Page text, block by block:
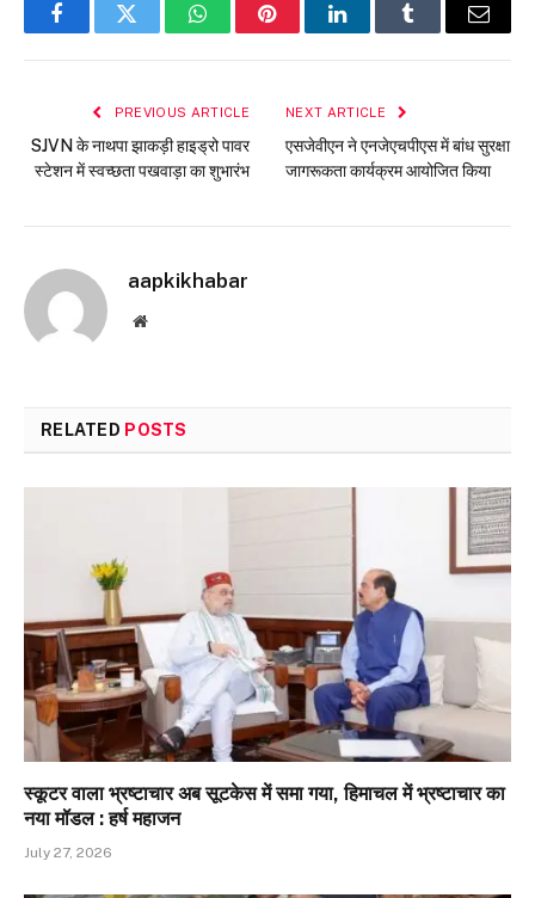
FacebookTwitter WhatsAppPinterestLinkedInTumblr Email
PREVIOUS ARTICLE
SJVN के नाथपा झाकड़ी हाइड्रो पावर
स्टेशन में स्वच्छता पखवाड़ा का शुभारंभ
NEXT ARTICLE
एसजेवीएन ने एनजेएचपीएस में बांध सुरक्षा
जागरूकता कार्यक्रम आयोजित किया
aapkikhabar
Website
RELATED POSTS
स्कूटर वाला भ्रष्टाचार अब सूटकेस में समा गया, हिमाचल में भ्रष्टाचार का
नया मॉडल : हर्ष महाजन
July 27, 2026